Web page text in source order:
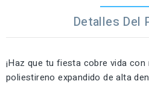
Detalles Del
¡Haz que tu fiesta cobre vida
poliestireno expandido de alta